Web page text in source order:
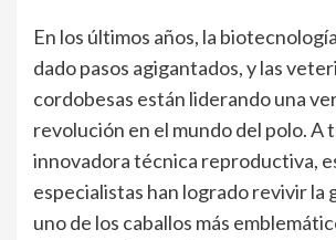
En los últimos años, la
dado pasos agigantados, y las
cordobesas están liderando una
revolución en el mundo del polo. A
innovadora técnica reproductiva,
especialistas han logrado revivir la
uno de los caballos más